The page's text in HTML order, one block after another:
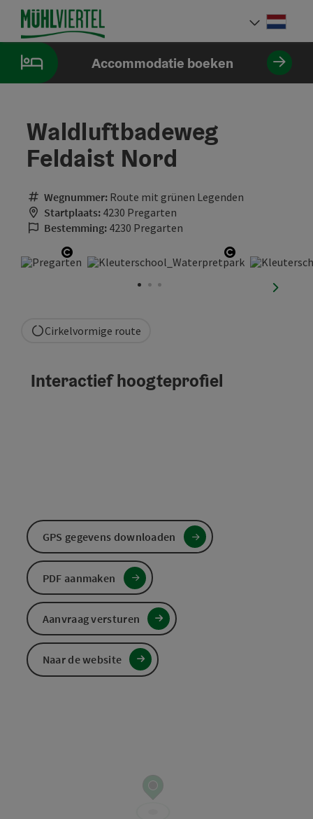
InhoudAccesskey
[0]
NavigatieAccesskey
[1]
PaginabeginAccesskey
[2]
Accommodatie boeken
Waldluftbadeweg
Feldaist Nord
Wegnummer: Route mit grünen Legenden
Startplaats: 4230 Pregarten
Bestemming: 4230 Pregarten
Start Copyright Start
Cirkelvormige route
Interactief hoogteprofiel
GPS gegevens downloaden
PDF aanmaken
Aanvraag versturen
Naar de website